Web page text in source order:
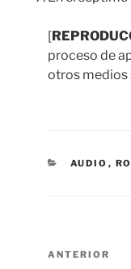
[
proceso de
otros medios
AUDIO ,
Entrada
ANTERIOR